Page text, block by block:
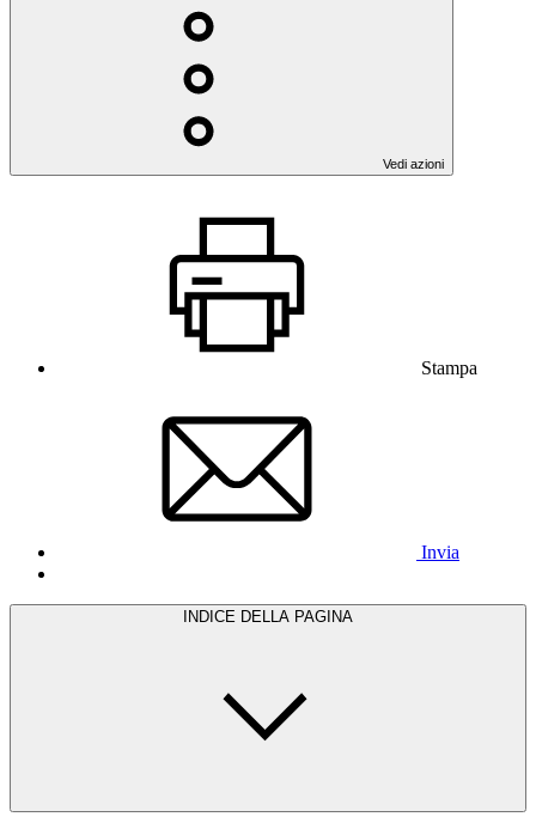
Vedi azioni
Stampa
Invia
INDICE DELLA PAGINA